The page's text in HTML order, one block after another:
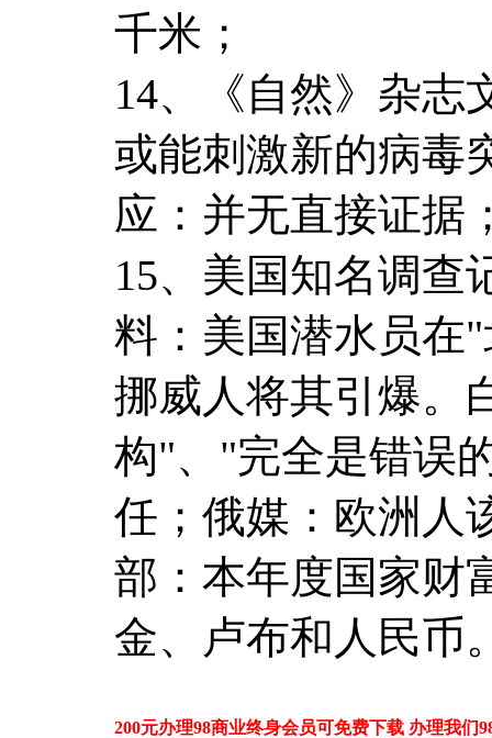
千米；
14、《自然》杂志
或能刺激新的病毒
应：并无直接证据
15、美国知名调查
料：美国潜水员在
挪威人将其引爆。
构"、"完全是错误
任；俄媒：欧洲人
部：本年度国家财
金、卢布和人民币
200元办理98商业终身会员可免费下载 办理我们